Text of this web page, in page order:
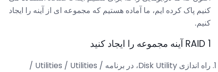
کنیم پاک کرده ایم، ما آماده هستیم که مجموعه ای از آینه را ایجاد
کنیم.
RAID 1 آینه مجموعه را ایجاد کنید
راه اندازی Disk Utility، در برنامه / Utilities / Utilities /